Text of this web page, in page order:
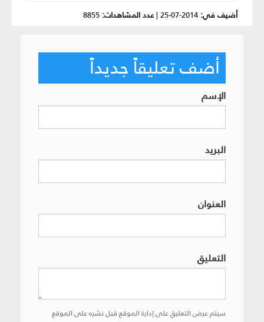
أضيف في: 2014-07-25
|عدد المشاهدات: 8855
أضف تعليقاً جديداً
الإسم
البريد
العنوان
التعليق
سيتم عرض التعليق على إدارة الموقع قبل نشره على الموقع